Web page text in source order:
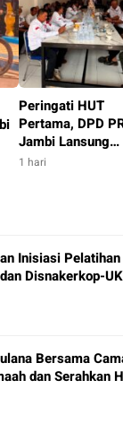
Peringati HUT
Pertama, DPD
Jambi Lansung
Berbagi Dengan
1 hari
Inisiasi
Disnakerkop-
Bersama
dan Serahkan